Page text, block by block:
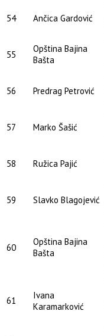
54 Ančica Gardović
55
Opština Bajina
Bašta
56 Predrag Petrović
57 Marko Šašić
58 Ružica Pajić
59 Slavko Blagojević
60
Opština Bajina
Bašta
61
Ivana
Karamarković